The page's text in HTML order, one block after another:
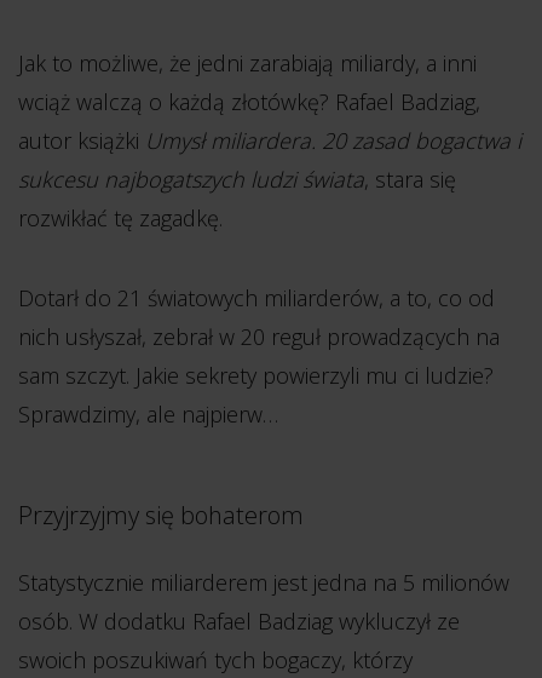
Jak to możliwe, że jedni zarabiają miliardy, a inni
wciąż walczą o każdą złotówkę? Rafael Badziag,
autor książki Umysł miliardera. 20 zasad bogactwa i
sukcesu najbogatszych ludzi świata, stara się
rozwikłać tę zagadkę.
Dotarł do 21 światowych miliarderów, a to, co od
nich usłyszał, zebrał w 20 reguł prowadzących na
sam szczyt. Jakie sekrety powierzyli mu ci ludzie?
Sprawdzimy, ale najpierw…
Przyjrzyjmy się bohaterom
Statystycznie miliarderem jest jedna na 5 milionów
osób. W dodatku Rafael Badziag wykluczył ze
swoich poszukiwań tych bogaczy, którzy